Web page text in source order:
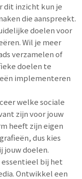
dit inzicht kun je
die aanspreekt.
doelen voor
Wil je meer
verzamelen of
doelen te
implementeren
welke sociale
zijn voor jouw
heeft zijn eigen
dus kies
jouw doelen.
essentieel bij het
Ontwikkel een